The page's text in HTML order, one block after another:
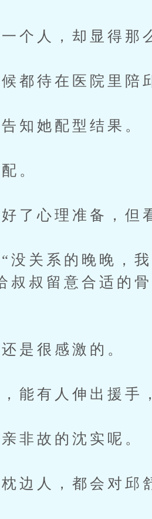
人，却显得那
待在医院里陪
知她配型结果。
。
心理准备，但
关系的晚晚，我
叔叔留意合适的
是很感激的。
有人伸出援手
非故的沈实呢。
人，都会对邱